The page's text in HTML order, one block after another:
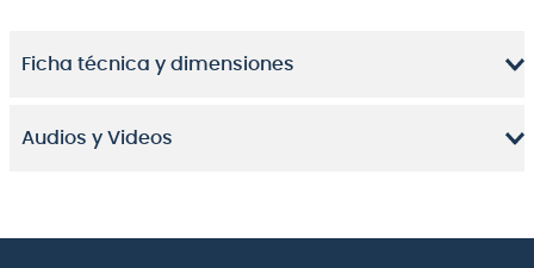
Ficha técnica y dimensiones
Audios y Videos